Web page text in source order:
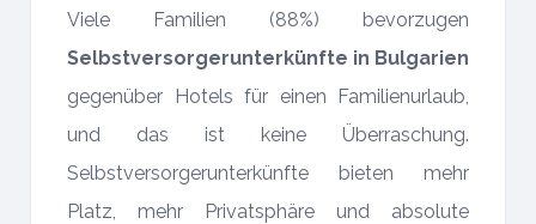
Viele Familien (88%) bevorzugen
Selbstversorgerunterkünfte in Bulgarien
gegenüber Hotels für einen Familienurlaub,
und das ist keine Überraschung.
Selbstversorgerunterkünfte bieten mehr
Platz, mehr Privatsphäre und absolute